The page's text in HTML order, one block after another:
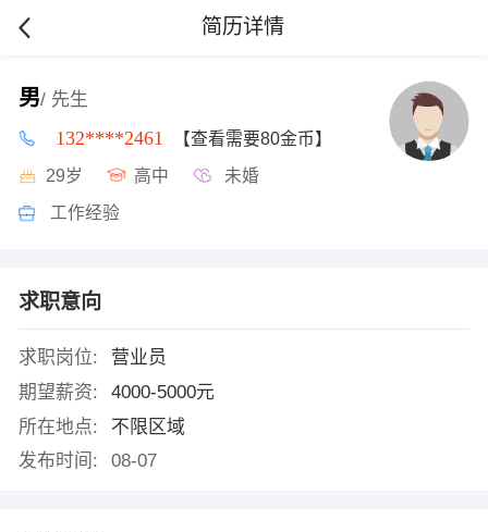
简历详情
男/ 先生
132****2461 【查看需要80金币】
29岁 高中 未婚
工作经验
求职意向
求职岗位:
营业员
期望薪资:
4000-5000元
所在地点:
不限区域
发布时间:
08-07